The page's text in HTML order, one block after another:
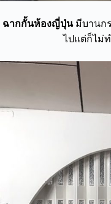
ฉากกั้นห้องญี่ปุ่นมีบานกร
ไปแต่ก็ไม่